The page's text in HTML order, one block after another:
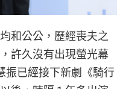
和公公，歷經喪夫之
許久沒有出現螢光幕
振已經接下新劇《騎行